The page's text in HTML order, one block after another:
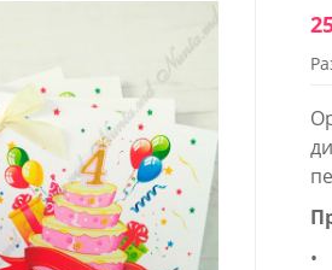
•
SHOWROOM
РАСПОЛОЖЕННЫЙ В
ЦЕНТРЕ СТОЛИЦЫ
Понедельник - Пятница:
9:00 - 18:00
Суббота: 9:00-17:00
Телефон: 0 (22) 922- 888